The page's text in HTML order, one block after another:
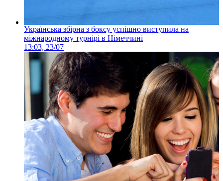
Українська збірна з боксу успішно виступила на
міжнародному турнірі в Німеччині
13:03, 23/07